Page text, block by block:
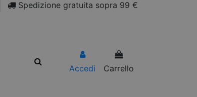
Spedizione gratuita sopra 99 €
Accedi Carrello